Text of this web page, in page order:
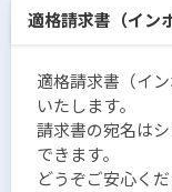
適格請求書（イン
適格請求書（イ
いたします。
請求書の宛名は
できます。
どうぞご安心くだ